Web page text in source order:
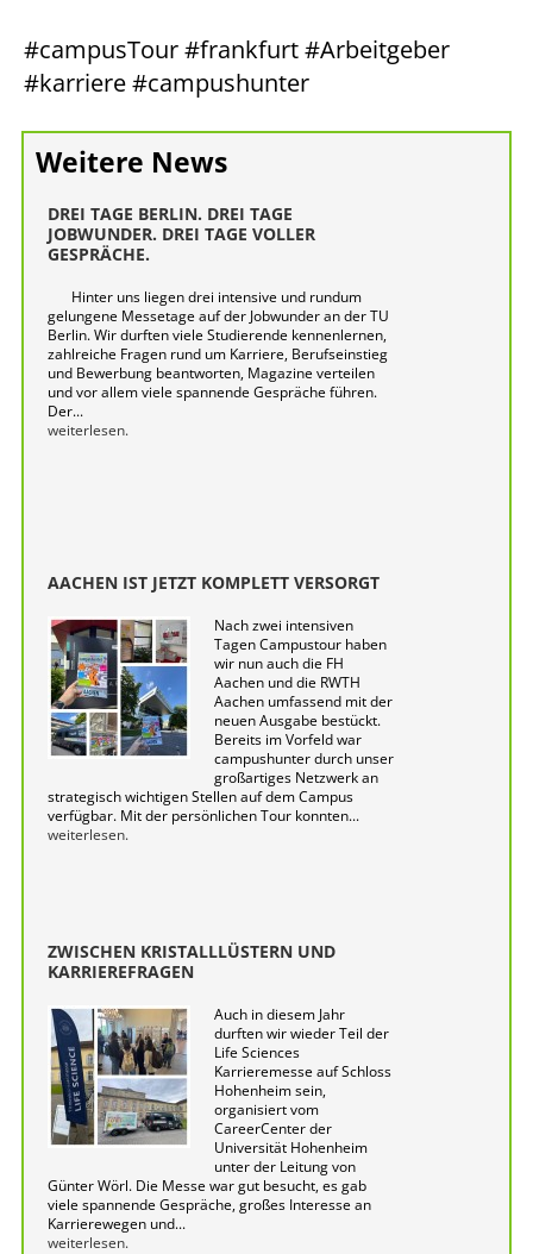
#campusTour #frankfurt #Arbeitgeber
#karriere #campushunter
Weitere News
DREI TAGE BERLIN. DREI TAGE
JOBWUNDER. DREI TAGE VOLLER
GESPRÄCHE.
Hinter uns liegen drei intensive und rundum
gelungene Messetage auf der Jobwunder an der TU
Berlin. Wir durften viele Studierende kennenlernen,
zahlreiche Fragen rund um Karriere, Berufseinstieg
und Bewerbung beantworten, Magazine verteilen
und vor allem viele spannende Gespräche führen.
Der...
weiterlesen.
AACHEN IST JETZT KOMPLETT VERSORGT
Nach zwei intensiven
Tagen Campustour haben
wir nun auch die FH
Aachen und die RWTH
Aachen umfassend mit der
neuen Ausgabe bestückt.
Bereits im Vorfeld war
campushunter durch unser
großartiges Netzwerk an
strategisch wichtigen Stellen auf dem Campus
verfügbar. Mit der persönlichen Tour konnten...
weiterlesen.
ZWISCHEN KRISTALLLÜSTERN UND
KARRIEREFRAGEN
Auch in diesem Jahr
durften wir wieder Teil der
Life Sciences
Karrieremesse auf Schloss
Hohenheim sein,
organisiert vom
CareerCenter der
Universität Hohenheim
unter der Leitung von
Günter Wörl. Die Messe war gut besucht, es gab
viele spannende Gespräche, großes Interesse an
Karrierewegen und...
weiterlesen.